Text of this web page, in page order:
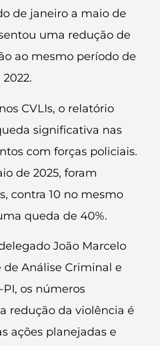
de janeiro a maio de
uma redução de
ao mesmo período de
CVLIs, o relatório
significativa nas
com forças policiais.
de 2025, foram
contra 10 no mesmo
queda de 40%.
João Marcelo
de Análise Criminal e
PI, os números
redução da violência é
ações planejadas e